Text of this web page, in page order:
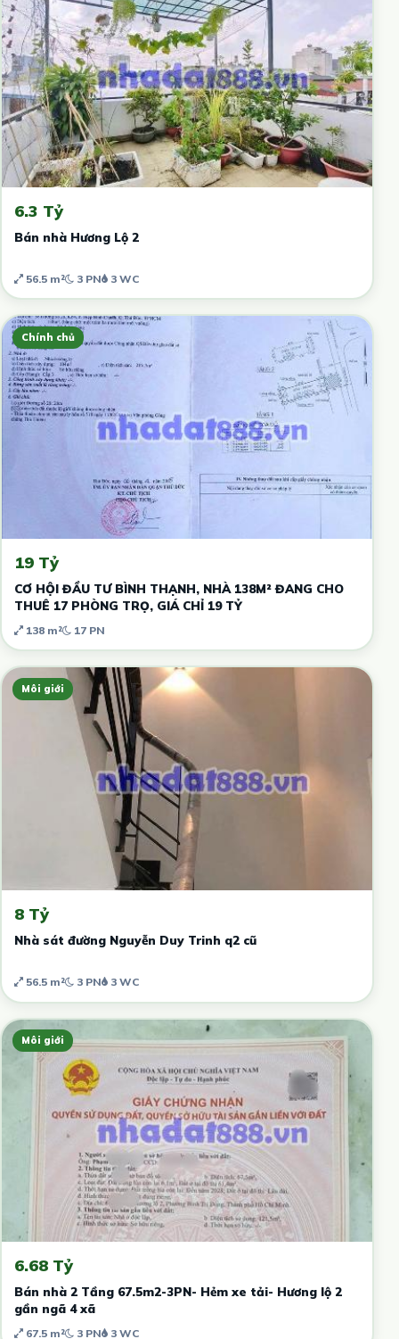
6.3 Tỷ
Bán nhà Hương Lộ 2
56.5 m² 3 PN 3 WC
Chính chủ
19 Tỷ
CƠ HỘI ĐẦU TƯ BÌNH THẠNH, NHÀ 138M² ĐANG CHO
THUÊ 17 PHÒNG TRỌ, GIÁ CHỈ 19 TỶ
138 m² 17 PN
Môi giới
8 Tỷ
Nhà sát đường Nguyễn Duy Trinh q2 cũ
56.5 m² 3 PN 3 WC
Môi giới
6.68 Tỷ
Bán nhà 2 Tầng 67.5m2-3PN- Hẻm xe tải- Hương lộ 2
gần ngã 4 xã
67.5 m² 3 PN 3 WC